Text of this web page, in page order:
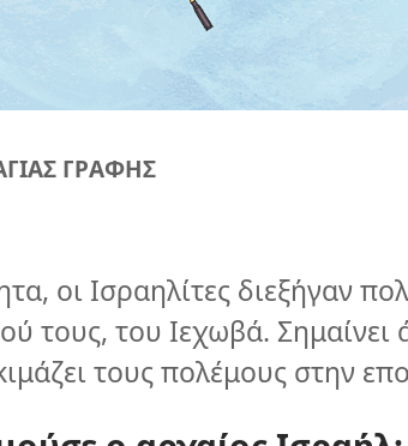
ΓΡΑΦΗΣ
οι Ισραηλίτες διεξήγαν
τους, του Ιεχωβά. Σημαίνει
τους πολέμους στην